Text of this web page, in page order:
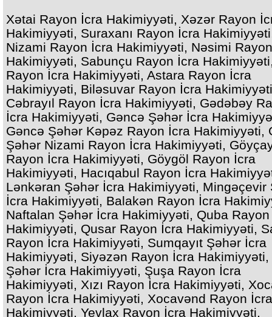
Xətai Rayon İcra Hakimiyyəti, Xəzər Rayon
Hakimiyyəti, Suraxanı Rayon İcra
Nizami Rayon İcra Hakimiyyəti, Nəsimi
Hakimiyyəti, Sabunçu Rayon İcra
Rayon İcra Hakimiyyəti, Astara Rayon İcra
Hakimiyyəti, Biləsuvar Rayon İcra
Cəbrayıl Rayon İcra Hakimiyyəti, Gədəbəy
İcra Hakimiyyəti, Gəncə Şəhər İcra
Gəncə Şəhər Kəpəz Rayon İcra Hakimiyyəti,
Şəhər Nizami Rayon İcra Hakimiyyəti,
Rayon İcra Hakimiyyəti, Göygöl Rayon İcra
Hakimiyyəti, Hacıqabul Rayon İcra
Lənkəran Şəhər İcra Hakimiyyəti, Mingəçevir
İcra Hakimiyyəti, Balakən Rayon İcra
Naftalan Şəhər İcra Hakimiyyəti, Quba
Hakimiyyəti, Qusar Rayon İcra Hakimiyyəti,
Rayon İcra Hakimiyyəti, Sumqayıt Şəhər İcra
Hakimiyyəti, Siyəzən Rayon İcra
Şəhər İcra Hakimiyyəti, Şuşa Rayon İcra
Hakimiyyəti, Xızı Rayon İcra Hakimiyyəti,
Rayon İcra Hakimiyyəti, Xocavənd Rayon İcra
Hakimiyyəti, Yevlax Rayon İcra Hakimiyyəti,